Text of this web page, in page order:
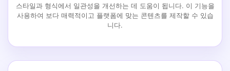
스타일과 형식에서 일관성을 개선하는 데 도움이 됩니다. 이 기능을
사용하여 보다 매력적이고 플랫폼에 맞는 콘텐츠를 제작할 수 있습
니다.